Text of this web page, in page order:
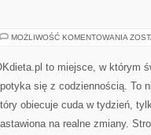
MOŻLIWOŚĆ KOMENTOWANIA DIETA
to miejsce, w którym
się z codziennością. To
obiecuje cuda w tydzień,
na realne zmiany.